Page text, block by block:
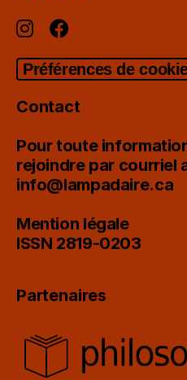
Préférences de
Contact
Pour toute
rejoindre par courriel
info@lampadaire.ca
Mention légale
ISSN 2819-0203
Partenaires